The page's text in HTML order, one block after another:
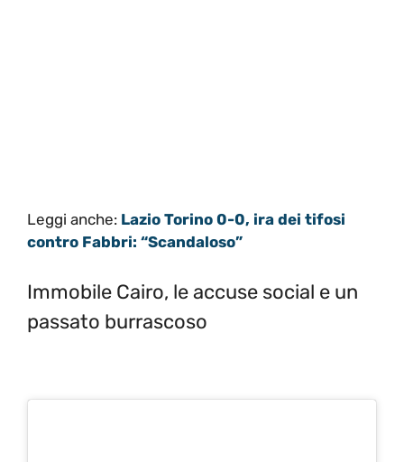
Leggi anche: Lazio Torino 0-0, ira dei tifosi
contro Fabbri: “Scandaloso”
Immobile Cairo, le accuse social e un
passato burrascoso